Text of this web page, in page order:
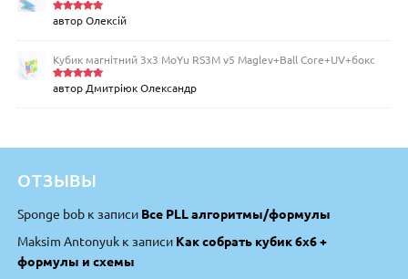
Оцінено
автор Олексій
Кубик магнітний 3х3 MoYu RS3M v5 Maglev+Ball Core+UV+бокс
Оцінено
автор Дмитріюк Олександр
ОТЗЫВЫ
Sponge bob к записи Все PLL алгоритмы/формулы
Maksim Antonyuk к записи Как собрать кубик 6х6 +
формулы и схемы